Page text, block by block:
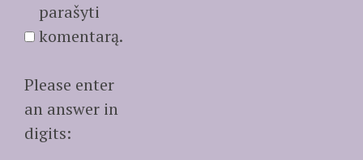
parašyti
komentarą.
Please enter
an answer in
digits: